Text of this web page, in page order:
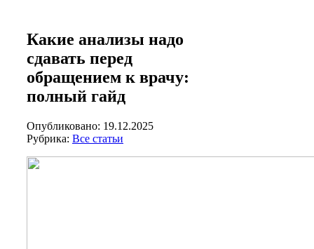
Какие анализы надо
сдавать перед
обращением к врачу:
полный гайд
Опубликовано: 19.12.2025
Рубрика: Все статьи